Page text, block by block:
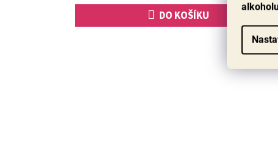
DO KOŠÍKU